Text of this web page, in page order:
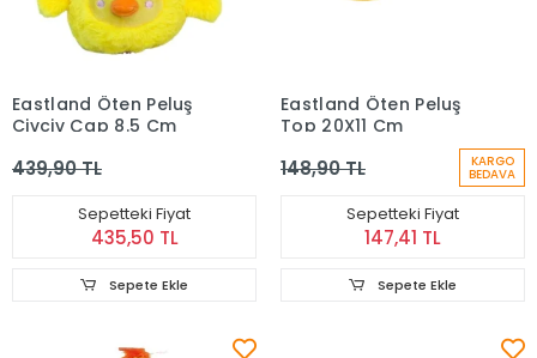
Eastland Öten Peluş
Civciv Çap 8.5 Cm
439,90 TL
Sepetteki Fiyat
435,50 TL
Sepete Ekle
Eastland Öten Peluş
Top 20X11 Cm
148,90 TL KARGO
BEDAVA
Sepetteki Fiyat
147,41 TL
Sepete Ekle